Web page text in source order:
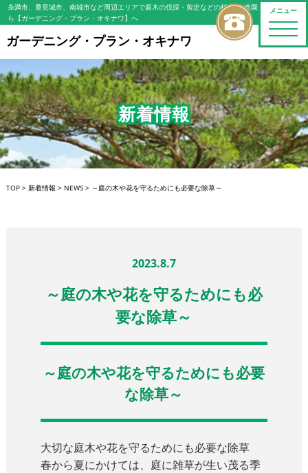
メニュー
toggle
糸満市、豊見城市、南城市など周辺エリアで庭木の伐採・剪定などの植木屋/造園屋をお探しな
ら【ガーデニング・プラン・オキナワ】へ
ガーデニング・プラン・オキナワ
新着情報
TOP> 新着情報 > NEWS> ～庭の木や花を守るためにも必要な除草～
2023.8.7
～庭の木や花を守るためにも必
要な除草～
～庭の木や花を守るためにも必要
な除草～
大切な庭木や花を守るためにも必要な除草
春から夏にかけては、庭に雑草が生い茂る季